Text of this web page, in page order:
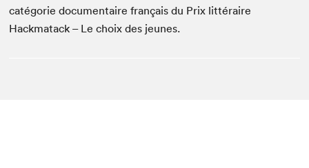
catégorie documentaire français du Prix littéraire
Hackmatack – Le choix des jeunes.